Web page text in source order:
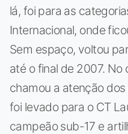
lá, foi para as
Internacional, onde
Sem espaço, voltou
até o final de 2007.
chamou a atenção
foi levado para o CT
campeão sub-17 e